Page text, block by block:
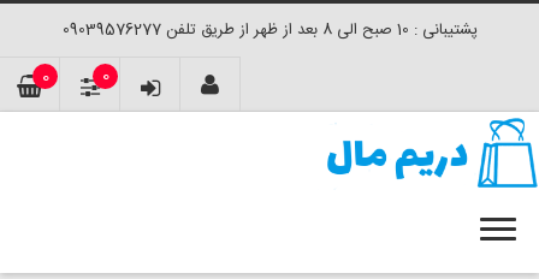
پشتیبانی : 10 صبح الی 8 بعد از ظهر از طریق تلفن 09039576277
0 0